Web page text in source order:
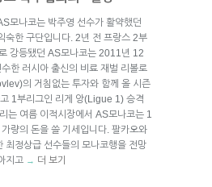
모나코는 박주영 선수가 활약했던
숙한 구단입니다. 2년 전 프랑스 2부
강등됐던 AS모나코는 2011년 12
한 러시아 출신의 비료 재벌 리볼로
의 거침없는 투자와 함께 올 시즌
1부리그인 리게 앙(Ligue 1) 승격
는 여름 이적시장에서 AS모나코는 1
량의 돈을 쓸 기세입니다. 팔카오와
최정상급 선수들의 모나코행을 전망
지고 → 더 보기